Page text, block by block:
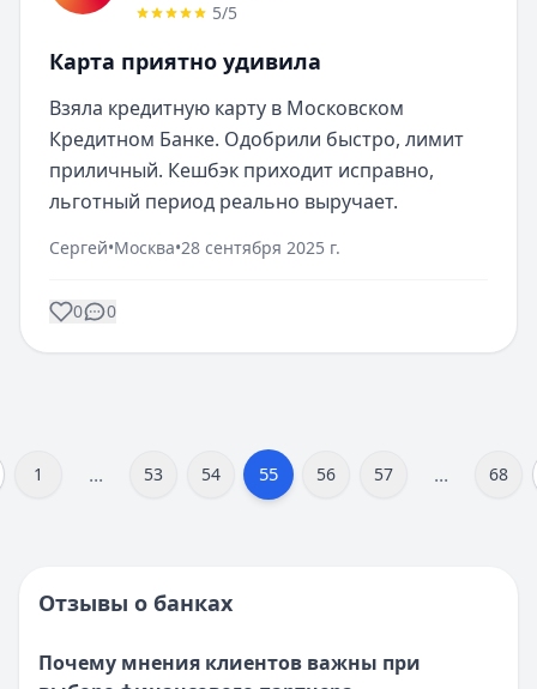
5/5
Карта приятно удивила
Взяла кредитную карту в Московском
Кредитном Банке. Одобрили быстро, лимит
приличный. Кешбэк приходит исправно,
льготный период реально выручает.
Сергей•Москва•28 сентября 2025 г.
0 0
1 ... 53 54 55 56 57 ... 68
Отзывы о банках
Почему мнения клиентов важны при